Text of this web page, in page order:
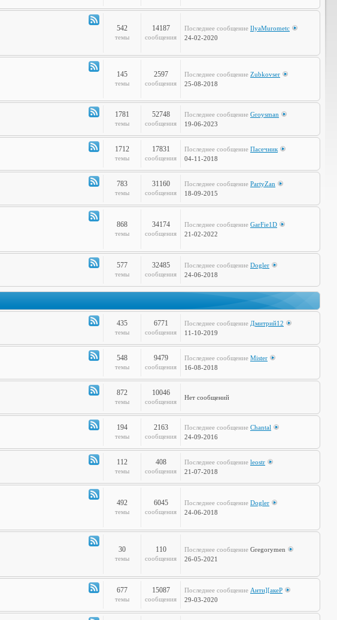
Канал542
темы
14187
сообщения
Последнее сообщение IlyaMurometc
24-02-2020
Кабинет
Профессора
145
темы
2597
сообщения
Последнее сообщение Zubkovser
25-08-2018
Канал
-
1781
темы
52748
сообщения
Последнее сообщение Groysman
19-06-2023
Канал
-
1712
темы
17831
сообщения
Последнее сообщение Пасечник
04-11-2018
Канал
-
783
темы
31160
сообщения
Последнее сообщение PartyZan
18-09-2015
Канал868
темы
34174
сообщения
Последнее сообщение GarFie1D
21-02-2022
Канал
-
577
темы
32485
сообщения
Последнее сообщение Dogler
24-06-2018
Канал
-
435
темы
6771
сообщения
Последнее сообщение Дмитрий12
11-10-2019
Канал
-
Музыкальные
548
темы
9479
сообщения
Последнее сообщение Mister
16-08-2018
Канал
-
872
темы
10046
сообщения
Нет сообщений
Канал
-
Худграф
194
темы
2163
сообщения
Последнее сообщение Chantal
24-09-2016
Канал
-
сказал
Мяу?
112
темы
408
сообщения
Последнее сообщение leostr
21-07-2018
Канал492
темы
6045
сообщения
Последнее сообщение Dogler
24-06-2018
30
темы
110
сообщения
Последнее сообщение Gregorymen
26-05-2021
Канал
-
677
темы
15087
сообщения
Последнее сообщение Анти][акеР
29-03-2020